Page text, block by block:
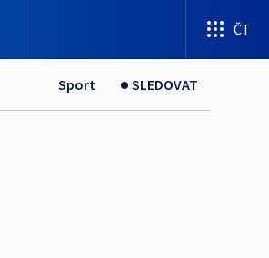
ČT
Sport SLEDOVAT